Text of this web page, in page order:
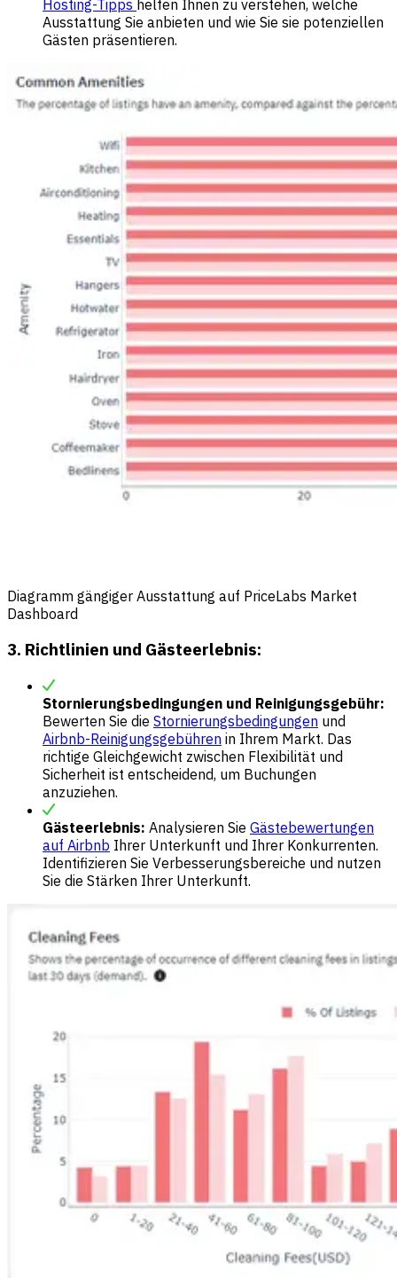
Hosting-Tipps helfen Ihnen zu verstehen, welche
Ausstattung Sie anbieten und wie Sie sie potenziellen
Gästen präsentieren.
Diagramm gängiger Ausstattung auf PriceLabs Market
Dashboard
3. Richtlinien und Gästeerlebnis:
Stornierungsbedingungen und Reinigungsgebühr:
Bewerten Sie die Stornierungsbedingungen und
Airbnb-Reinigungsgebühren in Ihrem Markt. Das
richtige Gleichgewicht zwischen Flexibilität und
Sicherheit ist entscheidend, um Buchungen
anzuziehen.
Gästeerlebnis: Analysieren Sie Gästebewertungen
auf Airbnb Ihrer Unterkunft und Ihrer Konkurrenten.
Identifizieren Sie Verbesserungsbereiche und nutzen
Sie die Stärken Ihrer Unterkunft.